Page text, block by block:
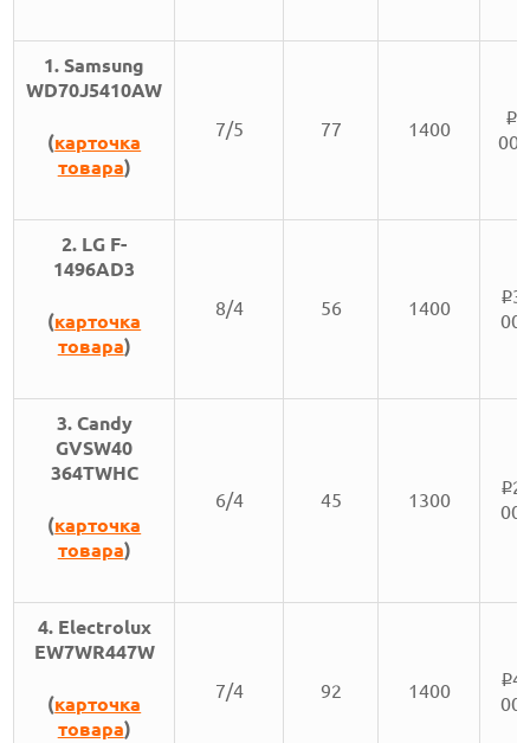
1. Samsung
WD70J5410AW
(карточка
товара)
7/5 77 1400
i
2. LG F-
1496AD3
(карточка
товара)
8/4 56 1400
i
3. Candy
GVSW40
364TWHC
(карточка
товара)
6/4 45 1300
i
4. Electrolux
EW7WR447W
(карточка
товара)
7/4 92 1400
i